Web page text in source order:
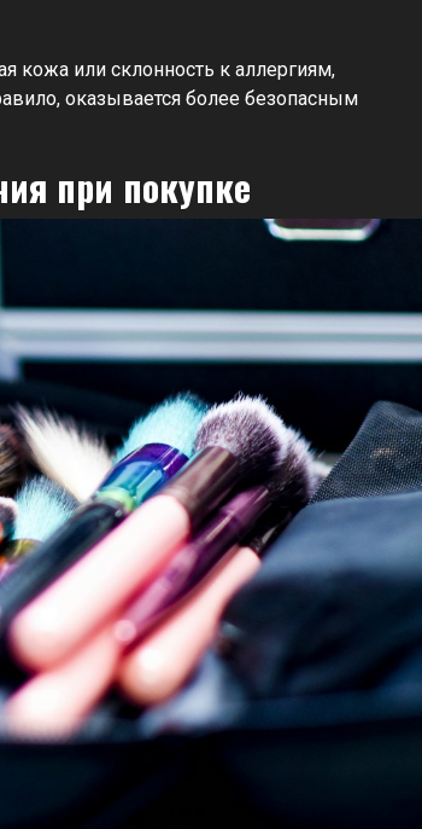
кожа или склонность к аллергиям,
оказывается более безопасным
при покупке